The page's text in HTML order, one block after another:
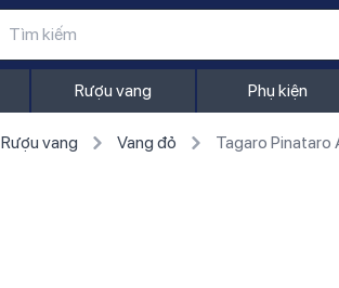
Rượu vang Phụ kiện
Rượu vang Vang đỏ